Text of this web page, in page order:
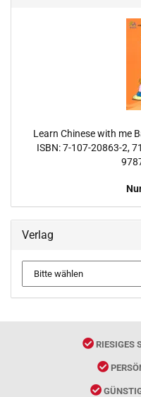
Learn Chinese with me
ISBN: 7-107-20863-2,
Verlag
RIESIGES